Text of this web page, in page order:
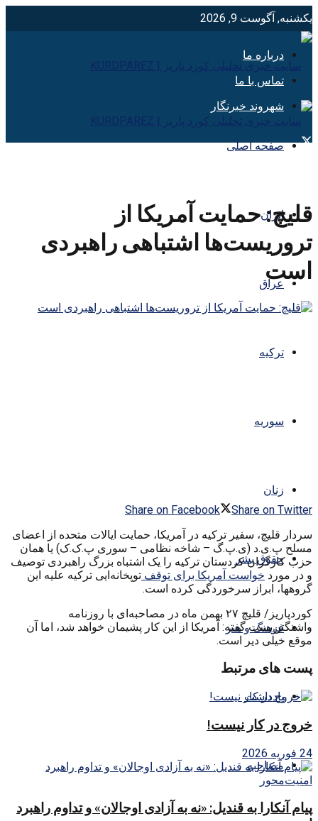
یکشنبه, آگوست 9, 2026
درباره ما
تماس با ما
شهروند خبرنگار
صفحه اصلی
ایران
عراق
ترکیه
سوریه
زنان
حقوق بشر
فرهنگ و هنر
یادداشت
مصاحبه
قلیچ: حمایت آمریکا از
تروریست‌ها اشتباهی راهبردی
است
Share on Facebook
Share on Twitter
سردار قلیچ، سفیر ترکیه در آمریکا، حمایت ایالات متحده از اعضای
مسلح پ.ی.د (ی.پ.گ – شاخه نظامی – سوری پ.ک.ک) یا همان
حزب کارگران کردستان ترکیه را یک اشتباه بزرگ راهبردی توصیف
و در مورد خواست آمریکا برای توقف توپخانه‌ایی ترکیه علیه این
گروهها، ابراز سرخوردگی کرده است.
کوردپاریز/ قلیچ ۲۷ بهمن ماه در مصاحبه‌ای با روزنامه
واشنگتن‌پست گفته: آمریکا از این کار پشیمان خواهد شد، اما آن
موقع خیلی دیر است.
پست های مرتبط
خروج در کار نیست!
24 فوریه 2026
پیام آنکارا به قندیل: «نه به آزادی اوجالان» و تداوم راهبرد